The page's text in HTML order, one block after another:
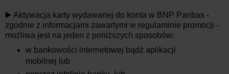
▶️ Aktywacja karty wydawanej do konta w BNP Paribas -
zgodnie z informacjami zawartymi w regulaminie promocji -
możliwa jest na jeden z poniższych sposobów:
w bankowości internetowej bądź aplikacji
mobilnej lub